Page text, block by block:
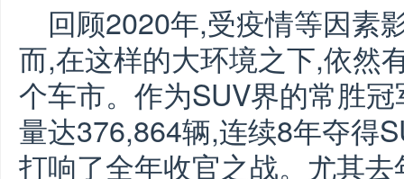
回顾2020年,受疫情等因素
而,在这样的大环境之下,依然
个车市。作为SUV界的常胜
量达376,864辆,连续8年夺得
打响了全年收官之战。尤其